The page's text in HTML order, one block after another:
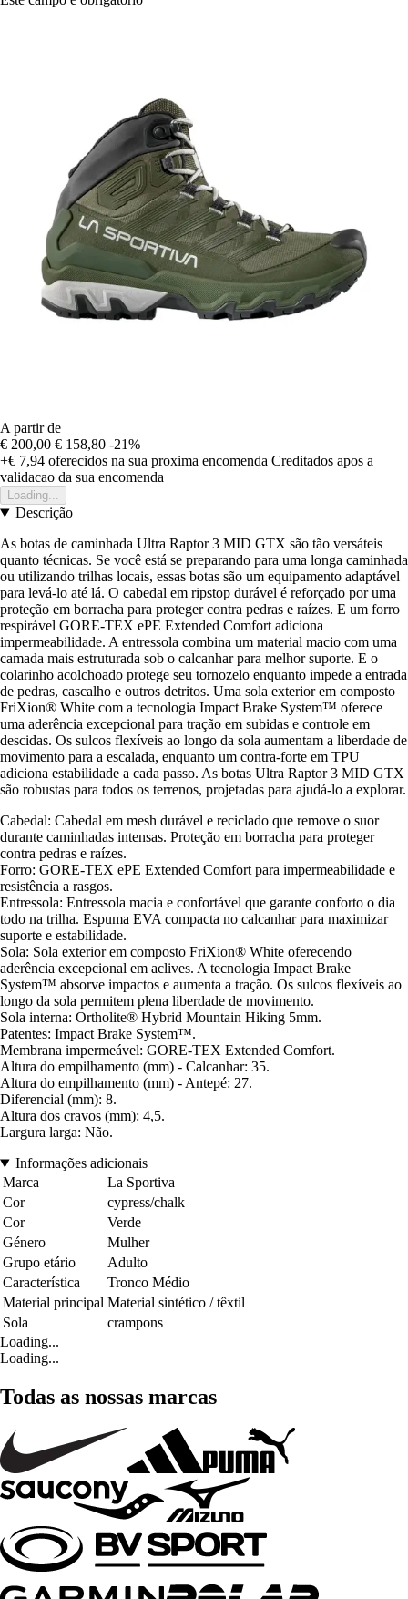
A partir de
€ 200,00 € 158,80 -21%
+€ 7,94 oferecidos na sua proxima encomenda Creditados apos a
validacao da sua encomenda
Loading...
Descrição
As botas de caminhada Ultra Raptor 3 MID GTX são tão versáteis
quanto técnicas. Se você está se preparando para uma longa caminhada
ou utilizando trilhas locais, essas botas são um equipamento adaptável
para levá-lo até lá. O cabedal em ripstop durável é reforçado por uma
proteção em borracha para proteger contra pedras e raízes. E um forro
respirável GORE-TEX ePE Extended Comfort adiciona
impermeabilidade. A entressola combina um material macio com uma
camada mais estruturada sob o calcanhar para melhor suporte. E o
colarinho acolchoado protege seu tornozelo enquanto impede a entrada
de pedras, cascalho e outros detritos. Uma sola exterior em composto
FriXion® White com a tecnologia Impact Brake System™ oferece
uma aderência excepcional para tração em subidas e controle em
descidas. Os sulcos flexíveis ao longo da sola aumentam a liberdade de
movimento para a escalada, enquanto um contra-forte em TPU
adiciona estabilidade a cada passo. As botas Ultra Raptor 3 MID GTX
são robustas para todos os terrenos, projetadas para ajudá-lo a explorar.
Cabedal: Cabedal em mesh durável e reciclado que remove o suor
durante caminhadas intensas. Proteção em borracha para proteger
contra pedras e raízes.
Forro: GORE-TEX ePE Extended Comfort para impermeabilidade e
resistência a rasgos.
Entressola: Entressola macia e confortável que garante conforto o dia
todo na trilha. Espuma EVA compacta no calcanhar para maximizar
suporte e estabilidade.
Sola: Sola exterior em composto FriXion® White oferecendo
aderência excepcional em aclives. A tecnologia Impact Brake
System™ absorve impactos e aumenta a tração. Os sulcos flexíveis ao
longo da sola permitem plena liberdade de movimento.
Sola interna: Ortholite® Hybrid Mountain Hiking 5mm.
Patentes: Impact Brake System™.
Membrana impermeável: GORE-TEX Extended Comfort.
Altura do empilhamento (mm) - Calcanhar: 35.
Altura do empilhamento (mm) - Antepé: 27.
Diferencial (mm): 8.
Altura dos cravos (mm): 4,5.
Largura larga: Não.
Informações adicionais
Marca
La Sportiva
Cor
cypress/chalk
Cor
Verde
Género
Mulher
Grupo etário
Adulto
Característica
Tronco Médio
Material principal Material sintético / têxtil
Sola
crampons
Loading...
Loading...
Todas as nossas marcas